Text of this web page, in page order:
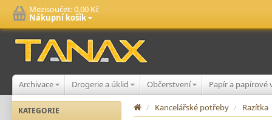
Mezisoučet:0,00 Kč
Nákupní košík
Archivace Drogerie a úklid Občerstvení Papír a
KATEGORIE / Kancelářské potřeby / Razítka